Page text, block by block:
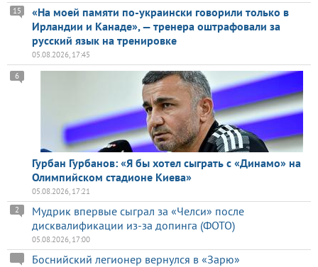
«На моей памяти по-украински говорили только в
Ирландии и Канаде», — тренера оштрафовали за
русский язык на тренировке
15
05.08.2026, 17:45
Гурбан Гурбанов: «Я бы хотел сыграть с «Динамо» на
Олимпийском стадионе Киева»
6
05.08.2026, 17:21
Мудрик впервые сыграл за «Челси» после
дисквалификации из-за допинга (ФОТО)
2
05.08.2026, 17:00
Боснийский легионер вернулся в «Зарю»